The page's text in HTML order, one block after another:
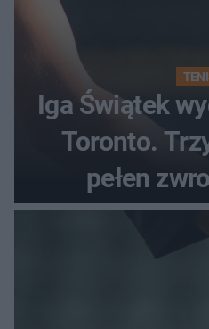
Iga Świątek
Toronto.
pełen